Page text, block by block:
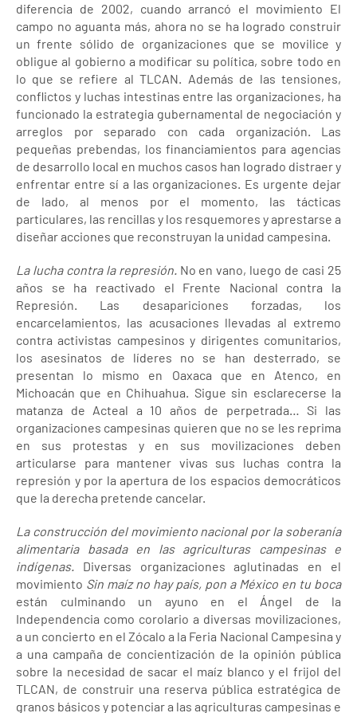
diferencia de 2002, cuando arrancó el movimiento El
campo no aguanta más, ahora no se ha logrado construir
un frente sólido de organizaciones que se movilice y
obligue al gobierno a modificar su política, sobre todo en
lo que se refiere al TLCAN. Además de las tensiones,
conflictos y luchas intestinas entre las organizaciones, ha
funcionado la estrategia gubernamental de negociación y
arreglos por separado con cada organización. Las
pequeñas prebendas, los financiamientos para agencias
de desarrollo local en muchos casos han logrado distraer y
enfrentar entre sí a las organizaciones. Es urgente dejar
de lado, al menos por el momento, las tácticas
particulares, las rencillas y los resquemores y aprestarse a
diseñar acciones que reconstruyan la unidad campesina.
La lucha contra la represión. No en vano, luego de casi 25
años se ha reactivado el Frente Nacional contra la
Represión. Las desapariciones forzadas, los
encarcelamientos, las acusaciones llevadas al extremo
contra activistas campesinos y dirigentes comunitarios,
los asesinatos de líderes no se han desterrado, se
presentan lo mismo en Oaxaca que en Atenco, en
Michoacán que en Chihuahua. Sigue sin esclarecerse la
matanza de Acteal a 10 años de perpetrada… Si las
organizaciones campesinas quieren que no se les reprima
en sus protestas y en sus movilizaciones deben
articularse para mantener vivas sus luchas contra la
represión y por la apertura de los espacios democráticos
que la derecha pretende cancelar.
La construcción del movimiento nacional por la soberanía
alimentaria basada en las agriculturas campesinas e
indígenas. Diversas organizaciones aglutinadas en el
movimiento Sin maíz no hay país, pon a México en tu boca
están culminando un ayuno en el Ángel de la
Independencia como corolario a diversas movilizaciones,
a un concierto en el Zócalo a la Feria Nacional Campesina y
a una campaña de concientización de la opinión pública
sobre la necesidad de sacar el maíz blanco y el frijol del
TLCAN, de construir una reserva pública estratégica de
granos básicos y potenciar a las agriculturas campesinas e